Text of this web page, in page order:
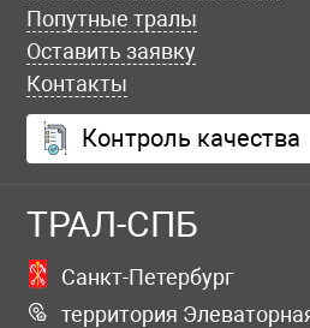
Попутные тралы
Оставить заявку
Контакты
Контроль качества
ТРАЛ-СПБ
Санкт-Петербург
территория